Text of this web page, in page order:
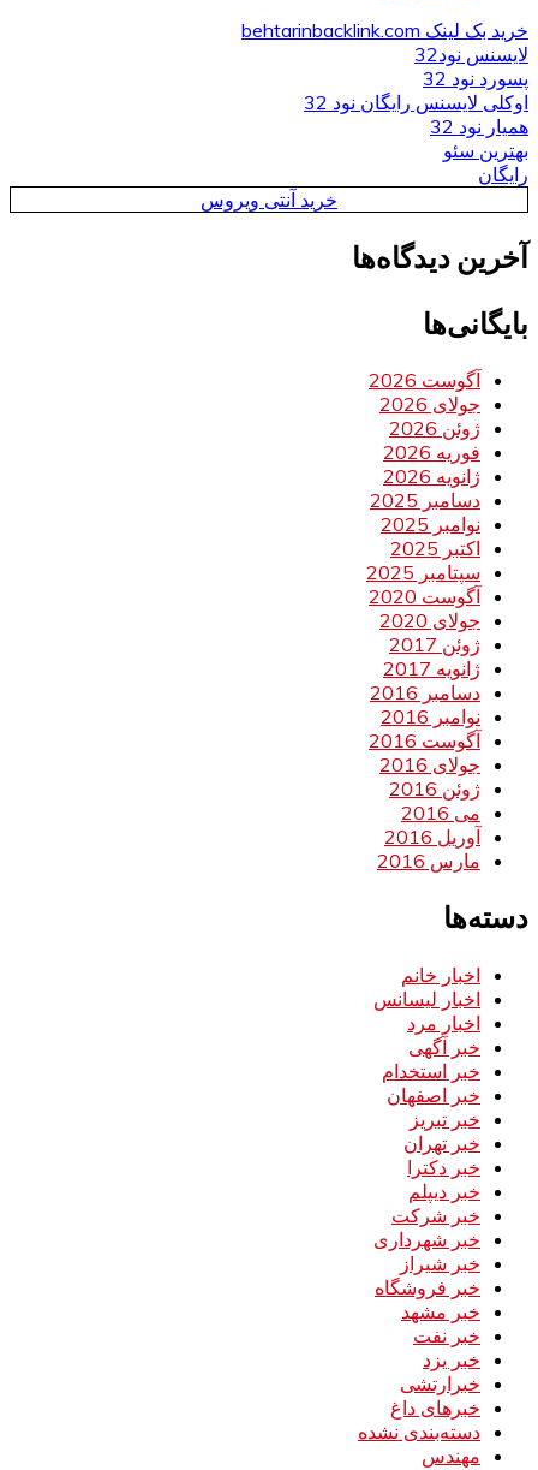
خرید بک لینک behtarinbacklink.com
لایسنس نود32
پسورد نود 32
اوکلی لایسنس رایگان نود 32
همیار نود 32
بهترین سئو
رایگان
خرید آنتی ویروس
آخرین دیدگاه‌ها
بایگانی‌ها
آگوست 2026
جولای 2026
ژوئن 2026
فوریه 2026
ژانویه 2026
دسامبر 2025
نوامبر 2025
اکتبر 2025
سپتامبر 2025
آگوست 2020
جولای 2020
ژوئن 2017
ژانویه 2017
دسامبر 2016
نوامبر 2016
آگوست 2016
جولای 2016
ژوئن 2016
می 2016
آوریل 2016
مارس 2016
دسته‌ها
اخبار خانم
اخبار لیسانس
اخبار مرد
خبر آگهی
خبر استخدام
خبر اصفهان
خبر تبریز
خبر تهران
خبر دکترا
خبر دیپلم
خبر شرکت
خبر شهرداری
خبر شیراز
خبر فروشگاه
خبر مشهد
خبر نفت
خبر یزد
خبرارتشی
خبرهای داغ
دسته‌بندی نشده
مهندس